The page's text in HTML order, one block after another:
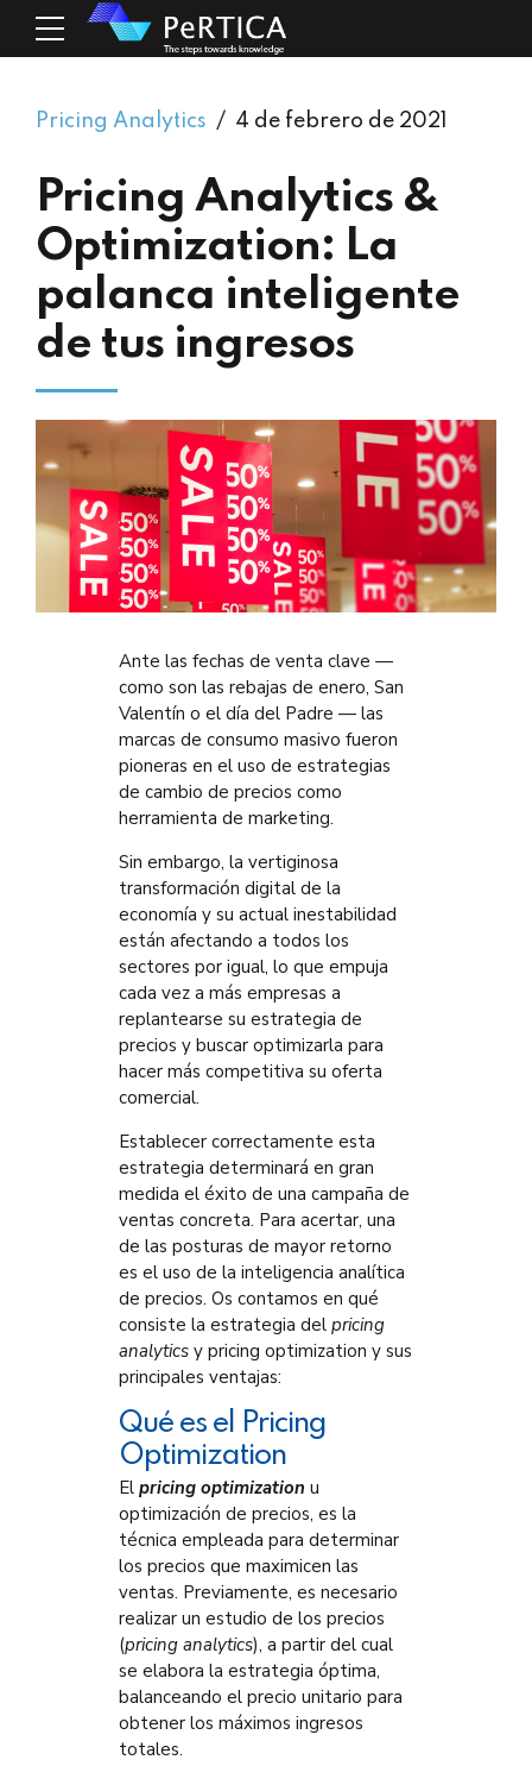
Pricing Analytics 4 de febrero de 2021
Pricing Analytics &
Optimization: La
palanca inteligente
de tus ingresos
Ante las fechas de venta clave —
como son las rebajas de enero, San
Valentín o el día del Padre — las
marcas de consumo masivo fueron
pioneras en el uso de estrategias
de cambio de precios como
herramienta de marketing.
Sin embargo, la vertiginosa
transformación digital de la
economía y su actual inestabilidad
están afectando a todos los
sectores por igual, lo que empuja
cada vez a más empresas a
replantearse su estrategia de
precios y buscar optimizarla para
hacer más competitiva su oferta
comercial.
Establecer correctamente esta
estrategia determinará en gran
medida el éxito de una campaña de
ventas concreta. Para acertar, una
de las posturas de mayor retorno
es el uso de la inteligencia analítica
de precios. Os contamos en qué
consiste la estrategia del pricing
analytics y pricing optimization y sus
principales ventajas:
Qué es el Pricing
Optimization
El pricing optimization u
optimización de precios, es la
técnica empleada para determinar
los precios que maximicen las
ventas. Previamente, es necesario
realizar un estudio de los precios
(pricing analytics), a partir del cual
se elabora la estrategia óptima,
balanceando el precio unitario para
obtener los máximos ingresos
totales.